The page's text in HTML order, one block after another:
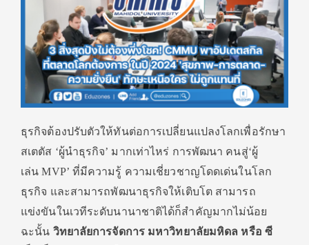
ธุรกิจต้องปรับตัวให้ทันต่อการเปลี่ยนแปลงโลกเพื่อรักษา
สเตตัส ‘ผู้นำธุรกิจ’ มากเท่าไหร่ การพัฒนา คนสู่‘ผู้
เล่น MVP’ ที่มีความรู้ ความเชี่ยวชาญโดดเด่นในโลก
ธุรกิจ และสามารถพัฒนาธุรกิจให้เติบโต สามารถ
แข่งขันในเวทีระดับนานาชาติได้ก็สำคัญมากไม่น้อย
ฉะนั้น วิทยาลัยการจัดการ มหาวิทยาลัยมหิดล หรือ ซี